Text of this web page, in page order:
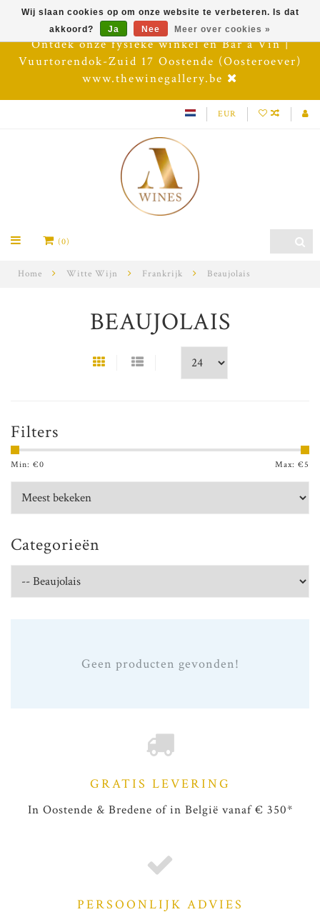
Ontdek onze fysieke winkel en Bar à Vin |
Vuurtorendok-Zuid 17 Oostende (Oosteroever)
www.thewinegallery.be
EUR
(0)
Home Witte Wijn Frankrijk Beaujolais
BEAUJOLAIS
Filters
Min: €0 Max: €5
Categorieën
Geen producten gevonden!
Wij slaan cookies op om onze website te verbeteren. Is dat
akkoord?
Ja Nee Meer over cookies »
GRATIS LEVERING
In Oostende & Bredene of in België vanaf € 350*
PERSOONLIJK ADVIES